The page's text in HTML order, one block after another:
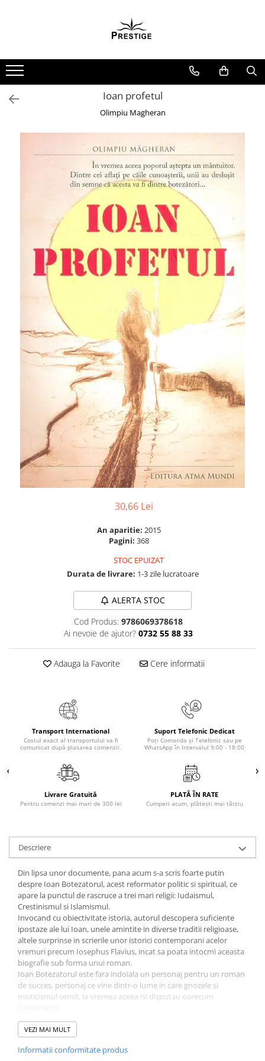
Noutati
Promotii
Pachete Speciale Carti
Spiritualitate - Ezoterism
Dezvoltare Spirituala
KidConnection
Minte Corp
New Illuminati Files
Numerologie
Paranormal
Parapsihologie
Ramtha
ReConnect
ScienceConnection
SelfConnect
SelfHealing
Vindecare Spirituala
Sanatate
Medicina & Farmacie
Medicina Pentru Toti
Starea de bine
Terapii Alternative
Biografii, Memorii, Jurnale
Carti erotice
Carti pentru Adolescenti, Young
Crime, Thriller, Mistery
Literatura Romana
Poezie
Romane de dragoste, Carti
romantice
Senzatii/Dragoste
Senzatii/Erotic
Senzatii/Suspans
Senzatii/Thriller
SF & Fantasy
Teatru
Teens Book Club
Birotica & Papetarie
Adezivi si benzi adezive
Ioan profetul
Olimpiu Magheran
30,66 Lei
An aparitie: 2015
Pagini: 368
STOC EPUIZAT
Durata de livrare: 1-3 zile lucratoare
ALERTA STOC
Cod Produs: 9786069378618
Ai nevoie de ajutor? 0732 55 88 33
Adauga la Favorite Cere informatii
Transport International
Costul exact al transportului va fi
comunicat după plasarea comenzii.
Suport Telefonic Dedicat
Poți Comanda și Telefonic sau pe
WhatsApp în Intervalul 9:00 - 18:00
Livrare Gratuită
Pentru comenzi mai mari de 300 lei
PLATĂ ÎN RATE
Cumperi acum, plătești mai târziu
Descriere
Din lipsa unor documente, pana acum s-a scris foarte putin
despre Ioan Botezatorul, acest reformator politic si spiritual, ce
apare la punctul de rascruce a trei mari religii: Iudaismul,
Crestinismul si Islamismul.
Invocand cu obiectivitate istoria, autorul descopera suficiente
ipostaze ale lui Ioan, unele amintite in diverse traditii religioase,
altele surprinse in scrierile unor istorici contemporani acelor
vremuri precum Iosephus Flavius, incat sa poata intocmi aceasta
biografie sub forma unui roman.
Ioan Botezatorul este fara indoiala un personaj pentru un roman
de succes, personaj ce vine dintr-o lume in care gnozele si
misticismul semit, la vremea aceea isi disputau oarecum
Din roman nu lipsesc actiunea, suspansul, romantismul si nici
frumoasele parabole pline de intelepciune ale vremurilor de
Desi Ioan Botezatorul este arhetipul ascetului in crestinism,
VEZI MAI MULT
Informatii conformitate produs